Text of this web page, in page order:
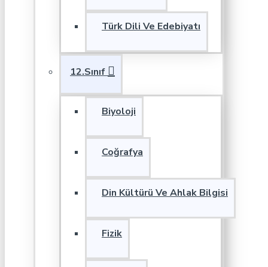
Türk Dili Ve Edebiyatı
12.Sınıf
Biyoloji
Coğrafya
Din Kültürü Ve Ahlak Bilgisi
Fizik